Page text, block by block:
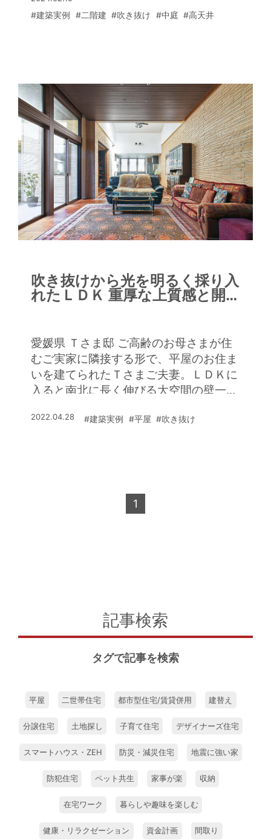
くつろいでいるとまるで別世界にいるか
建物のように見えますが、母屋とビルト
中庭を囲むように吹き抜けのリビングと
ダイニングキッチンが配置され、中庭に
向かって開かれた南面の大きな窓から光
がふんだんに差し込みます。生活のしや
すさにもご満足の様子で「キッチンから
も寝室からも洗面・浴室に行きやすいの
で、洗濯家事はもちろん、朝の洗顔や身
支度もスムーズです」と奥さま。ＷＥＢ
サイトでミサワホーム北海道の建築設計
ユニット「MooS（ムース）」を知り、
その設計思想に惹かれて家づくりを相談
れしい驚きを感じたとのこと。「高い壁
で囲われているから、住宅街でありなが
ら外からの視線を気にせず、カーテンを
大きな窓から空の移ろいを眺められて気
持ちいいですね」と語ります。 こんな
開放的な間取りにしても極寒の北海道で
快適に暮らせるのは、高い断熱性を発揮
壁・床・天井まで断熱材を充填して、家
#建築実例 #二階建 #吹き抜け #中庭 #高天井
吹き抜けから光を明るく採り入
れたＬＤＫ 重厚な上質感と開
愛媛県 Ｔさま邸 ご高齢のお母さまが住
むご実家に隣接する形で、平屋のお住ま
いを建てられたＴさまご夫妻。ＬＤＫに
入ると南北に長く伸びる大空間の壁一面
した重厚感のあるインテリアが印象的。
光がふんだんに差し込み、明るさも心地
よさも申し分ないとのこと。 「海釣り
テレワークやリモート会議に活用し、英
語講師の奥さまは授業の準備に使われて
いるそうです。 一方、リビングの天井
はダークな板張りに。アンティークな家
リビングの大きなサッシの向こうには中
庭のようなテラスを介してお母さまのお
奥さまが教える英語教室は、寝室に面し
ような感覚で使えるので、リビングで夫
がくつろいでいても気兼ねなくレッスン
さんたちもイタリアン家具や素敵な調度
2022.04.28 #建築実例 #平屋 #吹き抜け
1
記事検索
タグで記事を検索
平屋 二世帯住宅 都市型住宅/賃貸併用 建替え
分譲住宅 土地探し 子育て住宅 デザイナーズ住宅
スマートハウス・ZEH 防災・減災住宅 地震に強い家
防犯住宅 ペット共生 家事が楽 収納
在宅ワーク 暮らしや趣味を楽しむ
健康・リラクゼーション 資金計画 間取り